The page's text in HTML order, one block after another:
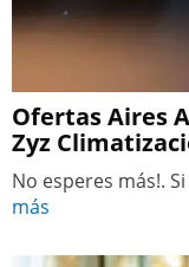
Ofertas Aires
Zyz
No esperes más!.
más